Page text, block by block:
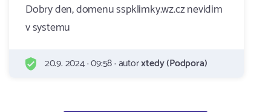
Dobry den, domenu sspklimky.wz.cz nevidim
v systemu
20.9. 2024 · 09:58 · autorxtedy (Podpora)